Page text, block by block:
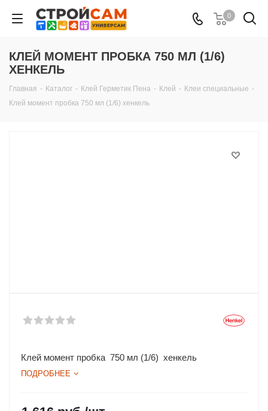
0
КЛЕЙ МОМЕНТ ПРОБКА 750 МЛ (1/6)
ХЕНКЕЛЬ
Главная - Каталог - Клей Герметик Пена - Клей - Клеи специальные -
Клей момент пробка 750 мл (1/6) хенкель
Клей момент пробка 750 мл (1/6) хенкель
ПОДРОБНЕЕ